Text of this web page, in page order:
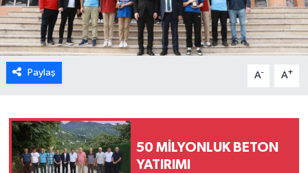
Paylaş A- A+
50 MİLYONLUK BETON
YATIRIMI